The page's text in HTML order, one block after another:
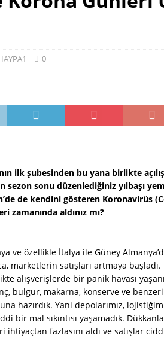
0
ilk şubesinden bu yana birlikte
sezon sonu düzenlediğiniz yılbaşı
de kendini gösteren Koronavirüs
zamanında aldınız mı?
ve özellikle İtalya ile Güney
marketlerin satışları artmaya
alışverişlerde bir panik havası
bulgur, makarna, konserve ve
hazırdık. Yani depolarımız,
bir mal sıkıntısı yaşamadık.
fazlasını aldı ve satışlar